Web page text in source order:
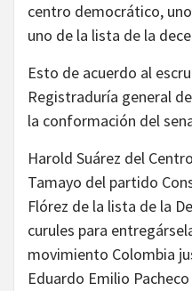
centro democrático,
uno de la lista de la
Esto de acuerdo al
Registraduría general
la conformación del
Harold Suárez del
Tamayo del partido
Flórez de la lista de la
curules para
movimiento Colombia
Eduardo Emilio